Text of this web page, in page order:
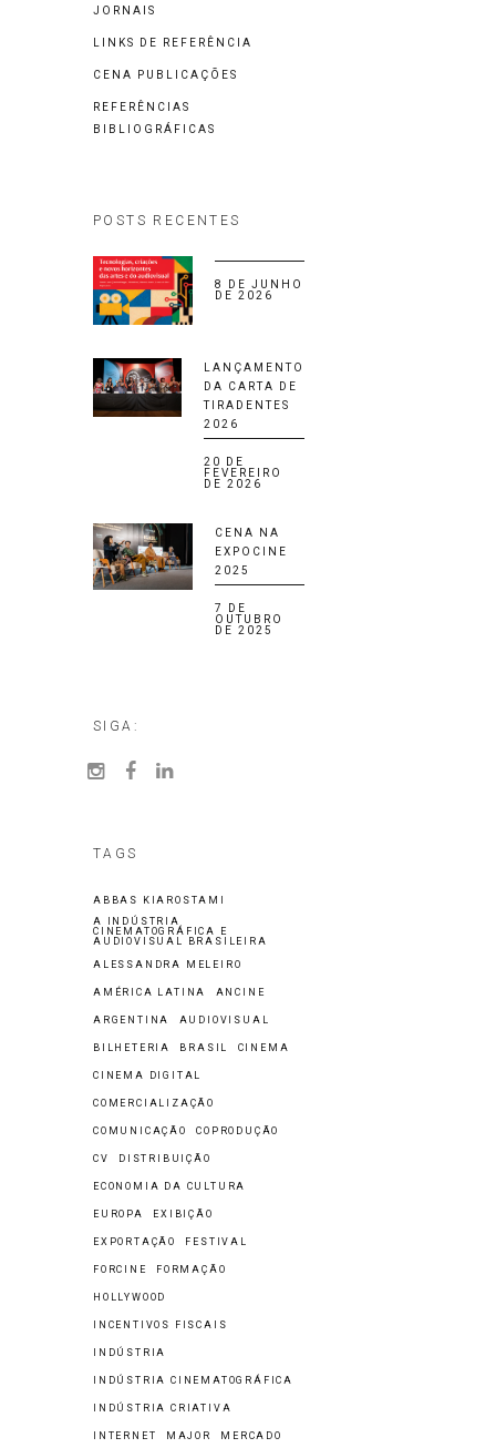
JORNAIS
LINKS DE REFERÊNCIA
CENA PUBLICAÇÕES
REFERÊNCIAS
BIBLIOGRÁFICAS
POSTS RECENTES
8 DE JUNHO
DE 2026
LANÇAMENTO
DA CARTA DE
TIRADENTES
2026
20 DE
FEVEREIRO
DE 2026
CENA NA
EXPOCINE
2025
7 DE
OUTUBRO
DE 2025
SIGA:
TAGS
ABBAS KIAROSTAMI
A INDÚSTRIA
CINEMATOGRÁFICA E
AUDIOVISUAL BRASILEIRA
ALESSANDRA MELEIRO
AMÉRICA LATINA ANCINE
ARGENTINA AUDIOVISUAL
BILHETERIA BRASIL CINEMA
CINEMA DIGITAL
COMERCIALIZAÇÃO
COMUNICAÇÃO COPRODUÇÃO
CV DISTRIBUIÇÃO
ECONOMIA DA CULTURA
EUROPA EXIBIÇÃO
EXPORTAÇÃO FESTIVAL
FORCINE FORMAÇÃO
HOLLYWOOD
INCENTIVOS FISCAIS
INDÚSTRIA
INDÚSTRIA CINEMATOGRÁFICA
INDÚSTRIA CRIATIVA
INTERNET MAJOR MERCADO